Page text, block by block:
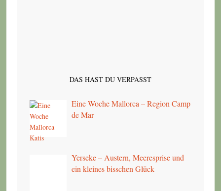
DAS HAST DU VERPASST
Eine Woche Mallorca – Region Camp
de Mar
Yerseke – Austern, Meeresprise und
ein kleines bisschen Glück